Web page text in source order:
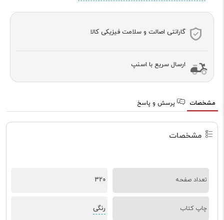
گارانتی اصالت و سلامت فیزیکی کالا
ارسال سریع با اسنپ
مشخصات پرسش و پاسخ
مشخصات
تعداد صفحه 320
چاپ کتاب رنگی